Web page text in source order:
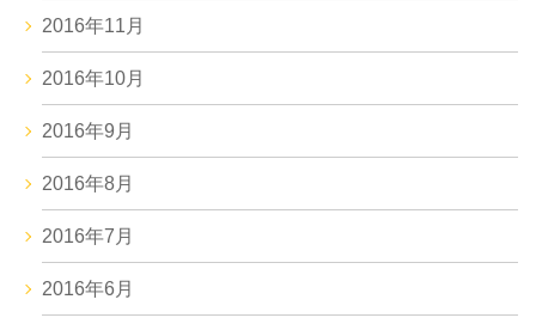
2016年11月
2016年10月
2016年9月
2016年8月
2016年7月
2016年6月